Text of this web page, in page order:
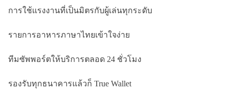
การใช้แรงงานที่เป็นมิตรกับผู้เล่นทุกระดับ
รายการอาหารภาษาไทยเข้าใจง่าย
ทีมซัพพอร์ตให้บริการตลอด 24 ชั่วโมง
รองรับทุกธนาคารแล้วก็ True Wallet